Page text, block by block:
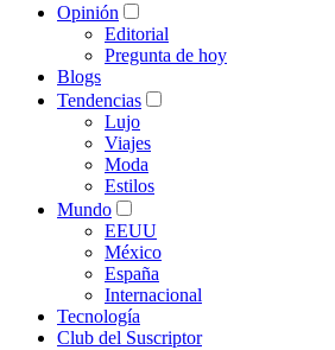
Opinión
Editorial
Pregunta de hoy
Blogs
Tendencias
Lujo
Viajes
Moda
Estilos
Mundo
EEUU
México
España
Internacional
Tecnología
Club del Suscriptor